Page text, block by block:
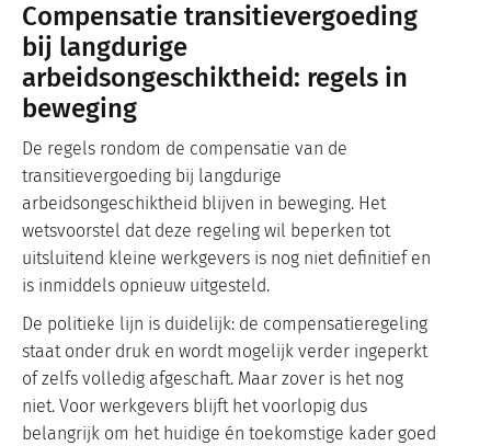
Compensatie transitievergoeding
bij langdurige
arbeidsongeschiktheid: regels in
beweging
De regels rondom de compensatie van de
transitievergoeding bij langdurige
arbeidsongeschiktheid blijven in beweging. Het
wetsvoorstel dat deze regeling wil beperken tot
uitsluitend kleine werkgevers is nog niet definitief en
is inmiddels opnieuw uitgesteld.
De politieke lijn is duidelijk: de compensatieregeling
staat onder druk en wordt mogelijk verder ingeperkt
of zelfs volledig afgeschaft. Maar zover is het nog
niet. Voor werkgevers blijft het voorlopig dus
belangrijk om het huidige én toekomstige kader goed